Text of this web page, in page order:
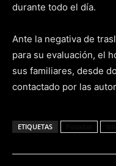
durante todo el día.
Ante la negativa de
para su evaluación, el
sus familiares, desde
contactado por las
ETIQUETAS